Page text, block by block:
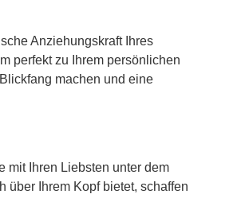
Anziehungskraft Ihres
perfekt zu Ihrem persönlichen
machen und eine
mit Ihren Liebsten unter dem
über Ihrem Kopf bietet, schaffen